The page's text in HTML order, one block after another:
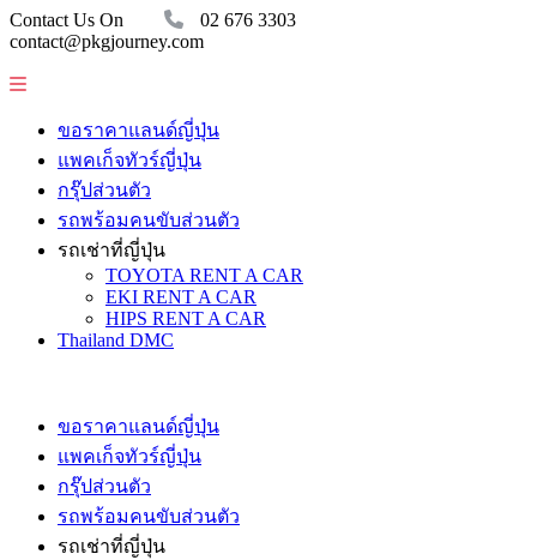
Contact Us On
02 676 3303
contact@pkgjourney.com
ขอราคาแลนด์ญี่ปุ่น
แพคเก็จทัวร์ญี่ปุ่น
กรุ๊ปส่วนตัว
รถพร้อมคนขับส่วนตัว
รถเช่าที่ญี่ปุ่น
TOYOTA RENT A CAR
EKI RENT A CAR
HIPS RENT A CAR
Thailand DMC
ขอราคาแลนด์ญี่ปุ่น
แพคเก็จทัวร์ญี่ปุ่น
กรุ๊ปส่วนตัว
รถพร้อมคนขับส่วนตัว
รถเช่าที่ญี่ปุ่น